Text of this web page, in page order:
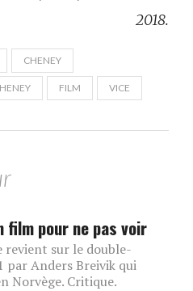
2018.
CHENEY
FILM VICE
film pour ne pas voir
revient sur le double-
par Anders Breivik qui
Norvège. Critique.